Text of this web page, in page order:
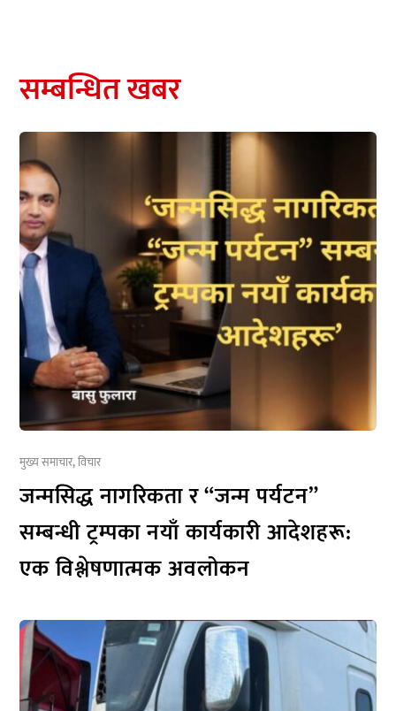
सम्बन्धित खबर
मुख्य समाचार,विचार
जन्मसिद्ध नागरिकता र “जन्म पर्यटन”
सम्बन्धी ट्रम्पका नयाँ कार्यकारी आदेशहरू:
एक विश्लेषणात्मक अवलोकन